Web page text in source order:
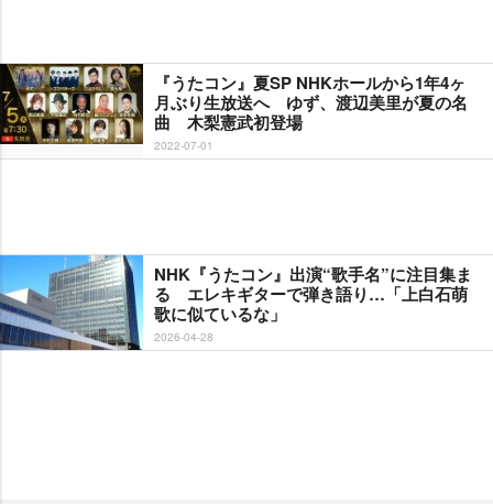
『うたコン』夏SP NHKホールから1年4ヶ
月ぶり生放送へ ゆず、渡辺美里が夏の名
曲 木梨憲武初登場
2022-07-01
NHK『うたコン』出演“歌手名”に注目集ま
る エレキギターで弾き語り…「上白石萌
歌に似ているな」
2026-04-28